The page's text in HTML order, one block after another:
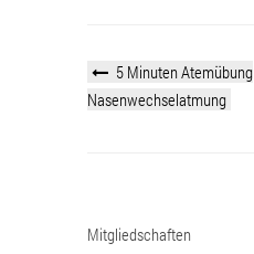
5 Minuten Atemübung
Nasenwechselatmung
Mitgliedschaften